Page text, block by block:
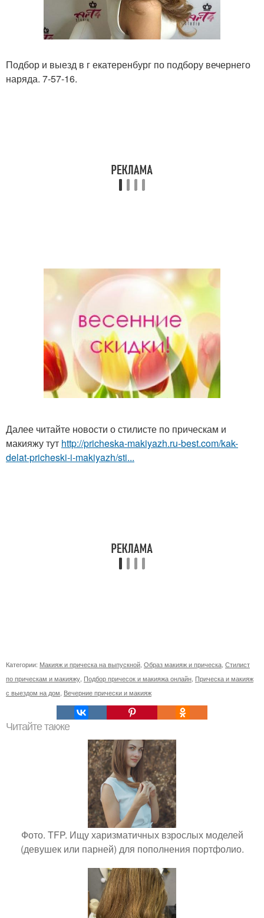
Подбор и выезд в г екатеренбург по подбору вечернего
наряда. 7-57-16.
Далее читайте новости о стилисте по прическам и
макияжу тут http://pricheska-makiyazh.ru-best.com/kak-
delat-pricheski-i-makiyazh/sti...
Категории: Макияж и прическа на выпускной Образ макияж и прическа Стилист
по прическам и макияжу Подбор причесок и макияжа онлайн Прическа и макияж
с выездом на дом Вечерние прически и макияж
Читайте также
Фото. TFP. Ищу харизматичных взрослых моделей
(девушек или парней) для пополнения портфолио.